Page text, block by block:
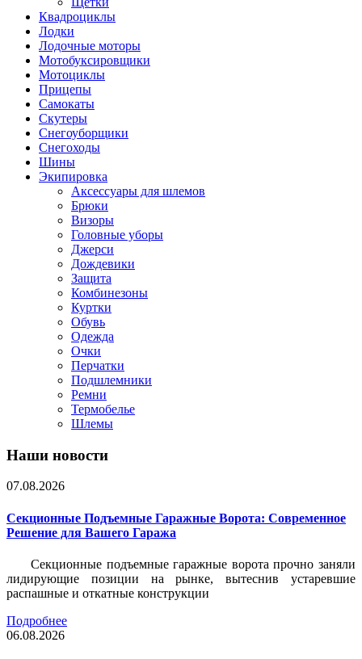
Квадроциклы
Лодки
Лодочные моторы
Мотобуксировщики
Мотоциклы
Прицепы
Самокаты
Скутеры
Снегоуборщики
Снегоходы
Шины
Экипировка
Аксессуары для шлемов
Брюки
Визоры
Головные уборы
Джерси
Дождевики
Защита
Комбинезоны
Куртки
Обувь
Одежда
Очки
Перчатки
Подшлемники
Ремни
Термобелье
Шлемы
Наши новости
07.08.2026
Секционные Подъемные Гаражные Ворота: Современное
Решение для Вашего Гаража
Секционные подъемные гаражные ворота прочно заняли
лидирующие позиции на рынке, вытеснив устаревшие
распашные и откатные конструкции
Подробнее
06.08.2026